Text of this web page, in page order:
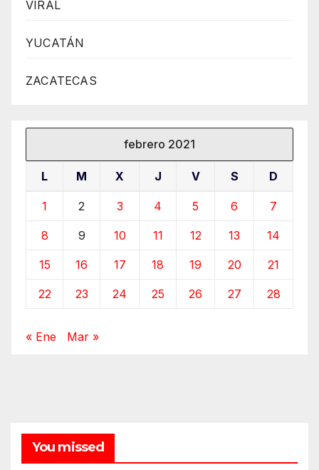
VIRAL
YUCATÁN
ZACATECAS
febrero 2021
L M X J V S D
1 2 3 4 5 6 7
8 9 10 11 12 13 14
15 16 17 18 19 20 21
22 23 24 25 26 27 28
« Ene Mar »
You missed